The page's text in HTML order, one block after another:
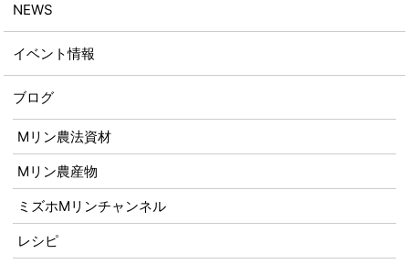
NEWS
イベント情報
ブログ
Mリン農法資材
Mリン農産物
ミズホMリンチャンネル
レシピ